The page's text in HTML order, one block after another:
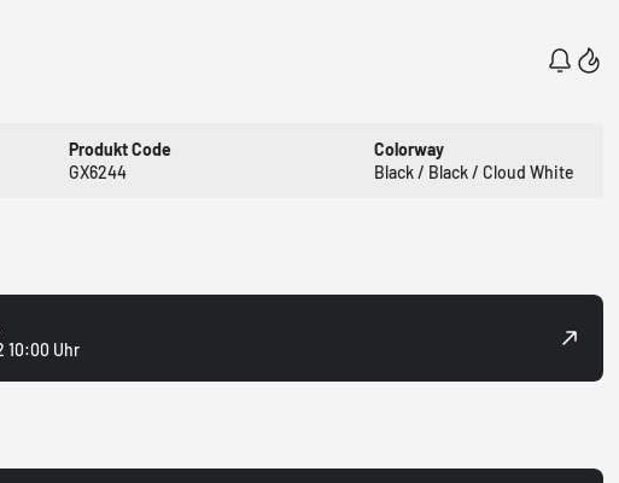
Produkt Code
GX6244
Colorway
Black / Black / Cloud White
10:00 Uhr